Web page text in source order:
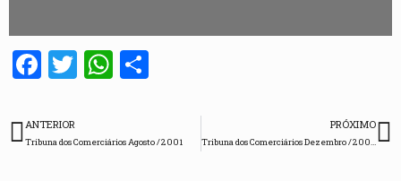
Facebook
TwitterWhatsApp
ANTERIOR
Tribuna dos Comerciários Agosto /2001
PRÓXIMO